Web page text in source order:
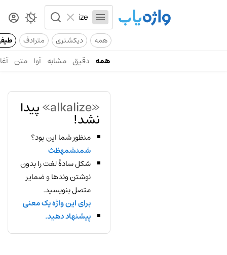
همه دیکشنری مترادف
همه دقیق مشابه آوا متن
«alkalize» پیدا
نشد!
منظور شما این بود؟
شمنشمهظث
شکل سادهٔ لغت را بدون
نوشتن وندها و ضمایر
متصل بنویسید.
برای این واژه یک معنی
پیشنهاد دهید.